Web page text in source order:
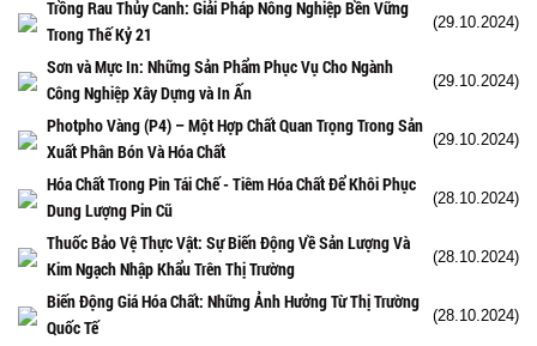
Trồng Rau Thủy Canh: Giải Pháp Nông Nghiệp Bền Vững
Trong Thế Kỷ 21
(29.10.2024)
Sơn và Mực In: Những Sản Phẩm Phục Vụ Cho Ngành
Công Nghiệp Xây Dựng và In Ấn
(29.10.2024)
Photpho Vàng (P4) – Một Hợp Chất Quan Trọng Trong Sản
Xuất Phân Bón Và Hóa Chất
(29.10.2024)
Hóa Chất Trong Pin Tái Chế - Tiêm Hóa Chất Để Khôi Phục
Dung Lượng Pin Cũ
(28.10.2024)
Thuốc Bảo Vệ Thực Vật: Sự Biến Động Về Sản Lượng Và
Kim Ngạch Nhập Khẩu Trên Thị Trường
(28.10.2024)
Biến Động Giá Hóa Chất: Những Ảnh Hưởng Từ Thị Trường
Quốc Tế
(28.10.2024)